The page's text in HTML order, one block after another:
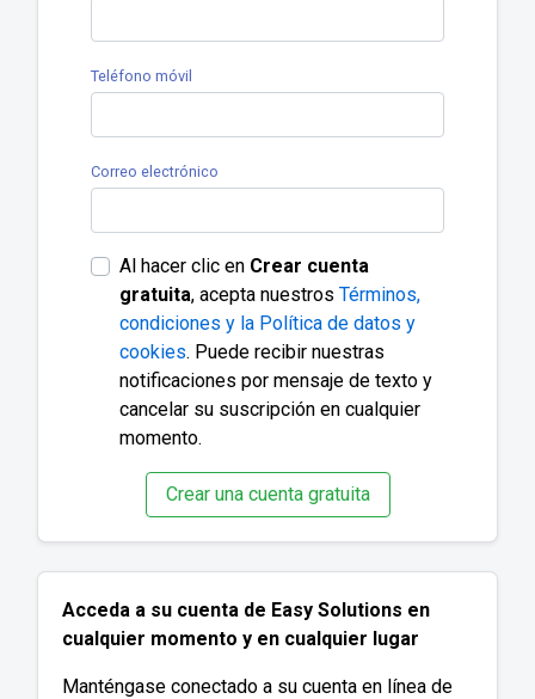
Teléfono móvil
Correo electrónico
Al hacer clic en Crear cuenta
gratuita, acepta nuestros Términos,
condiciones y la Política de datos y
cookies. Puede recibir nuestras
notificaciones por mensaje de texto y
cancelar su suscripción en cualquier
momento.
Crear una cuenta gratuita
Acceda a su cuenta de Easy Solutions en
cualquier momento y en cualquier lugar
Manténgase conectado a su cuenta en línea de